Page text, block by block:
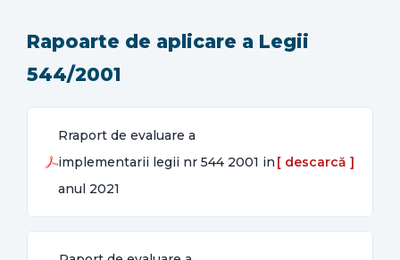
Rapoarte de aplicare a Legii
544/2001
Rraport de evaluare a
implementarii legii nr 544 2001 in
anul 2021